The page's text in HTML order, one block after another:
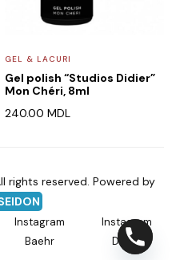
GEL & LACURI
Gel polish “Studios Didier”
Mon Chéri, 8ml
240.00 MDL
reserved. Powered by
Instagram
Baehr
Instagram
Didier